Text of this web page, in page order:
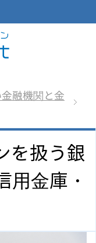
融機関と金
を扱う銀
用金庫・